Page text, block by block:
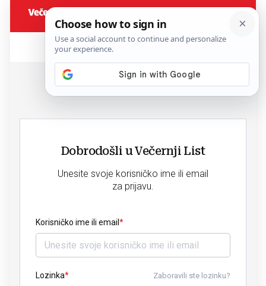
Dobrodošli u Večernji List
Unesite svoje korisničko ime ili email
za prijavu.
Korisničko ime ili email
Lozinka Zaboravili ste lozinku?